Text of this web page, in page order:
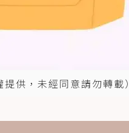
供，未經同意請勿轉載）